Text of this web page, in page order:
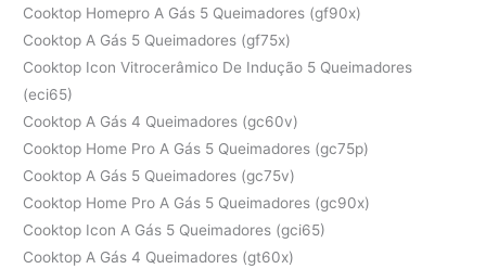
Cooktop Homepro A Gás 5 Queimadores (gf90x)
Cooktop A Gás 5 Queimadores (gf75x)
Cooktop Icon Vitrocerâmico De Indução 5 Queimadores
(eci65)
Cooktop A Gás 4 Queimadores (gc60v)
Cooktop Home Pro A Gás 5 Queimadores (gc75p)
Cooktop A Gás 5 Queimadores (gc75v)
Cooktop Home Pro A Gás 5 Queimadores (gc90x)
Cooktop Icon A Gás 5 Queimadores (gci65)
Cooktop A Gás 4 Queimadores (gt60x)